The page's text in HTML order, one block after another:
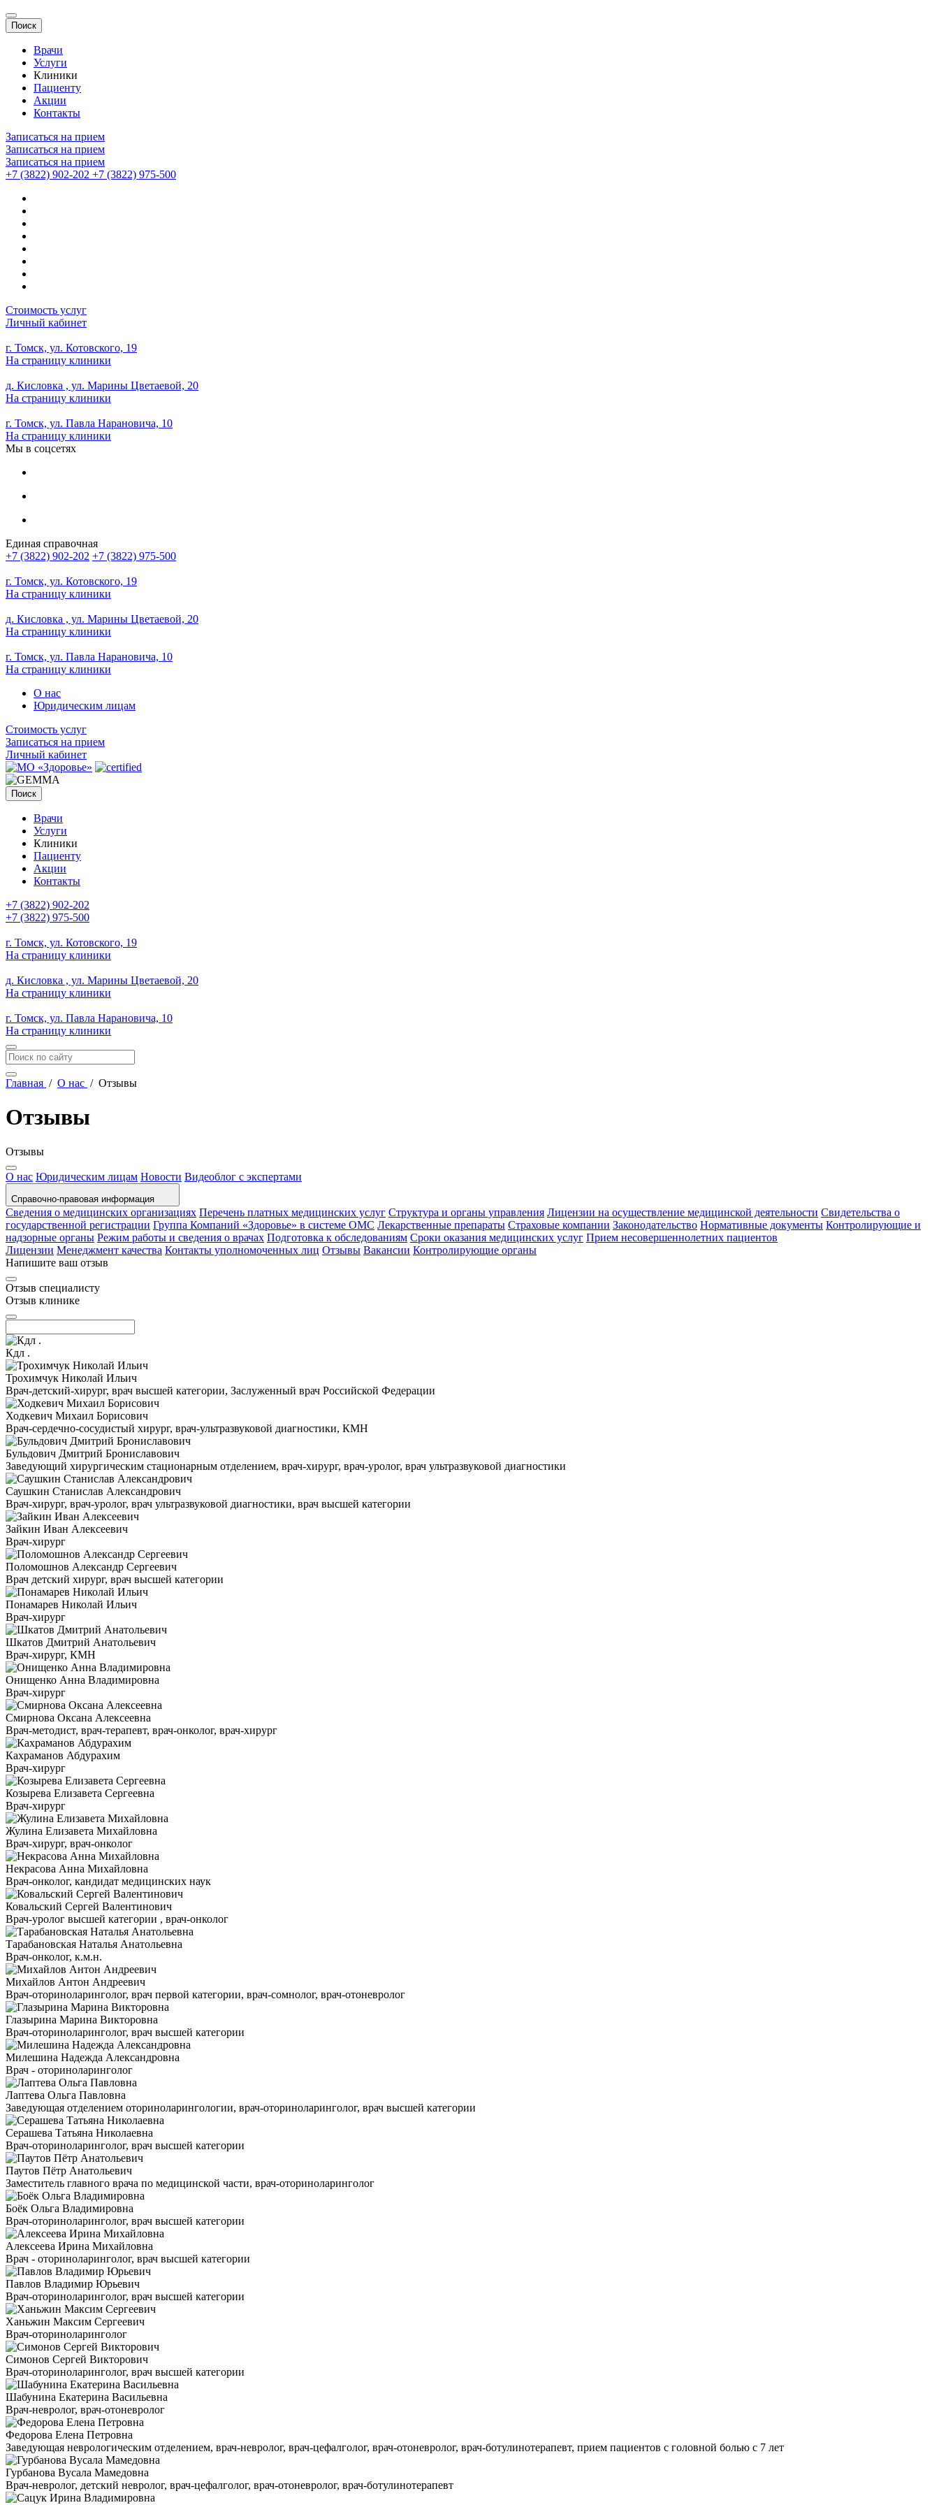
Поиск
Врачи
Услуги
Клиники
Пациенту
Акции
Контакты
Записаться на прием
Записаться на прием
Записаться на прием
+7 (3822) 902-202 +7 (3822) 975-500
Стоимость услуг
Личный кабинет
г. Томск, ул. Котовского, 19
На страницу клиники
д. Кисловка , ул. Марины Цветаевой, 20
На страницу клиники
г. Томск, ул. Павла Нарановича, 10
На страницу клиники
Мы в соцсетях
Единая справочная
+7 (3822) 902-202 +7 (3822) 975-500
г. Томск, ул. Котовского, 19
На страницу клиники
д. Кисловка , ул. Марины Цветаевой, 20
На страницу клиники
г. Томск, ул. Павла Нарановича, 10
На страницу клиники
О нас
Юридическим лицам
Стоимость услуг
Записаться на прием
Личный кабинет
Поиск
Врачи
Услуги
Клиники
Пациенту
Акции
Контакты
+7 (3822) 902-202
+7 (3822) 975-500
г. Томск, ул. Котовского, 19
На страницу клиники
д. Кисловка , ул. Марины Цветаевой, 20
На страницу клиники
г. Томск, ул. Павла Нарановича, 10
На страницу клиники
Главная / О нас / Отзывы
Отзывы
Отзывы
О нас Юридическим лицам Новости Видеоблог с экспертами
Справочно-правовая информация
Сведения о медицинских организациях Перечень платных медицинских услуг Структура и органы управления Лицензии на осуществление медицинской деятельности Свидетельства о
государственной регистрации Группа Компаний «Здоровье» в системе ОМС Лекарственные препараты Страховые компании Законодательство Нормативные документы Контролирующие и
надзорные органы Режим работы и сведения о врачах Подготовка к обследованиям Сроки оказания медицинских услуг Прием несовершеннолетних пациентов
Лицензии Менеджмент качества Контакты уполномоченных лиц Отзывы Вакансии Контролирующие органы
Напишите ваш отзыв
Отзыв специалисту
Отзыв клинике
Кдл .
Трохимчук Николай Ильич
Врач-детский-хирург, врач высшей категории, Заслуженный врач Российской Федерации
Ходкевич Михаил Борисович
Врач-сердечно-сосудистый хирург, врач-ультразвуковой диагностики, КМН
Бульдович Дмитрий Брониславович
Заведующий хирургическим стационарным отделением, врач-хирург, врач-уролог, врач ультразвуковой диагностики
Саушкин Станислав Александрович
Врач-хирург, врач-уролог, врач ультразвуковой диагностики, врач высшей категории
Зайкин Иван Алексеевич
Врач-хирург
Поломошнов Александр Сергеевич
Врач детский хирург, врач высшей категории
Понамарев Николай Ильич
Врач-хирург
Шкатов Дмитрий Анатольевич
Врач-хирург, КМН
Онищенко Анна Владимировна
Врач-хирург
Смирнова Оксана Алексеевна
Врач-методист, врач-терапевт, врач-онколог, врач-хирург
Кахраманов Абдурахим
Врач-хирург
Козырева Елизавета Сергеевна
Врач-хирург
Жулина Елизавета Михайловна
Врач-хирург, врач-онколог
Некрасова Анна Михайловна
Врач-онколог, кандидат медицинских наук
Ковальский Сергей Валентинович
Врач-уролог высшей категории , врач-онколог
Тарабановская Наталья Анатольевна
Врач-онколог, к.м.н.
Михайлов Антон Андреевич
Врач-оториноларинголог, врач первой категории, врач-сомнолог, врач-отоневролог
Глазырина Марина Викторовна
Врач-оториноларинголог, врач высшей категории
Милешина Надежда Александровна
Врач - оториноларинголог
Лаптева Ольга Павловна
Заведующая отделением оториноларингологии, врач-оториноларинголог, врач высшей категории
Серашева Татьяна Николаевна
Врач-оториноларинголог, врач высшей категории
Паутов Пётр Анатольевич
Заместитель главного врача по медицинской части, врач-оториноларинголог
Боёк Ольга Владимировна
Врач-оториноларинголог, врач высшей категории
Алексеева Ирина Михайловна
Врач - оториноларинголог, врач высшей категории
Павлов Владимир Юрьевич
Врач-оториноларинголог, врач высшей категории
Ханьжин Максим Сергеевич
Врач-оториноларинголог
Симонов Сергей Викторович
Врач-оториноларинголог, врач высшей категории
Шабунина Екатерина Васильевна
Врач-невролог, врач-отоневролог
Федорова Елена Петровна
Заведующая неврологическим отделением, врач-невролог, врач-цефалголог, врач-отоневролог, врач-ботулинотерапевт, прием пациентов с головной болью с 7 лет
Гурбанова Вусала Мамедовна
Врач-невролог, детский невролог, врач-цефалголог, врач-отоневролог, врач-ботулинотерапевт